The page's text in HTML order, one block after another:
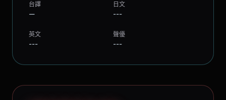
台譯
—
日文
---
英文
---
聲優
---